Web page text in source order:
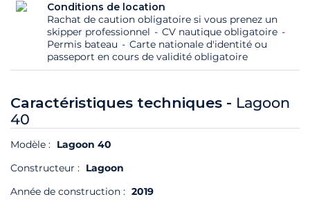
Conditions de location
Rachat de caution obligatoire si vous prenez un
skipper professionnel
CV nautique obligatoire
Permis bateau
Carte nationale d'identité ou
passeport en cours de validité obligatoire
Caractéristiques techniques - Lagoon
40
Modèle : Lagoon 40
Constructeur : Lagoon
Année de construction : 2019